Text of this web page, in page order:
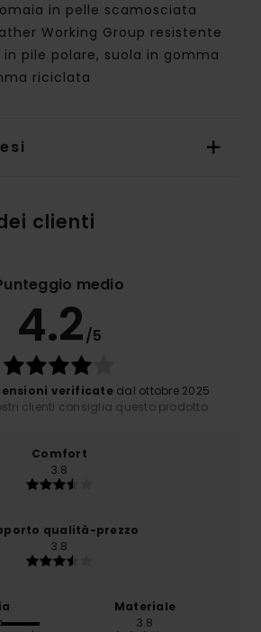
in pelle scamosciata
Working Group resistente
pile polare, suola in gomma
riciclata
clienti
medio
4.2/5
verificatedal ottobre 2025
clienti consiglia questo prodotto
Comfort
3.8
qualità-prezzo
3.8
Materiale
3.8